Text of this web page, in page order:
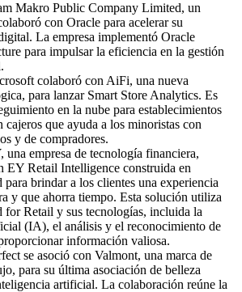
Makro Public Company Limited, un
​​con Oracle para acelerar su
La empresa implementó Oracle
para impulsar la eficiencia en la gestión
colaboró ​​con AiFi, una nueva
para lanzar Smart Store Analytics. Es
en la nube para establecimientos
cajeros que ayuda a los minoristas con
y de compradores.
una empresa de tecnología financiera,
EY Retail Intelligence construida en
brindar a los clientes una experiencia
y que ahorra tiempo. Esta solución utiliza
Retail y sus tecnologías, incluida la
(IA), el análisis y el reconocimiento de
información valiosa.
se asoció con Valmont, una marca de
para su última asociación de belleza
artificial. La colaboración reúne la